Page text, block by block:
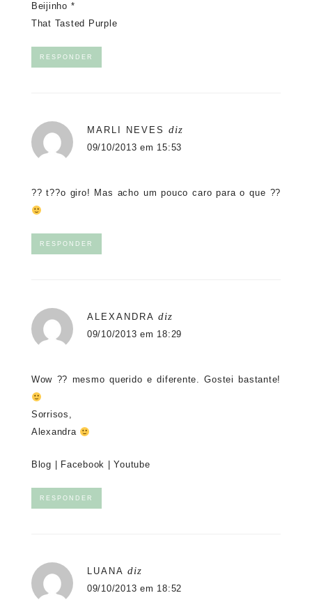
Beijinho *
That Tasted Purple
RESPONDER
MARLI NEVES diz
09/10/2013 em 15:53
?? t??o giro! Mas acho um pouco caro para o que ??
RESPONDER
ALEXANDRA diz
09/10/2013 em 18:29
Wow ?? mesmo querido e diferente. Gostei bastante!
Sorrisos,
Alexandra
Blog Facebook |Youtube
RESPONDER
LUANA diz
09/10/2013 em 18:52